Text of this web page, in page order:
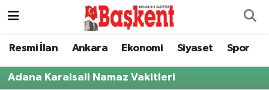
Resmi İlan Ankara Ekonomi Siyaset Spor
Adana Karaisali Namaz Vakitleri
Ankara
Asayiş
Ankara Nöbetçi Eczaneler
Ankara Hava Durumu